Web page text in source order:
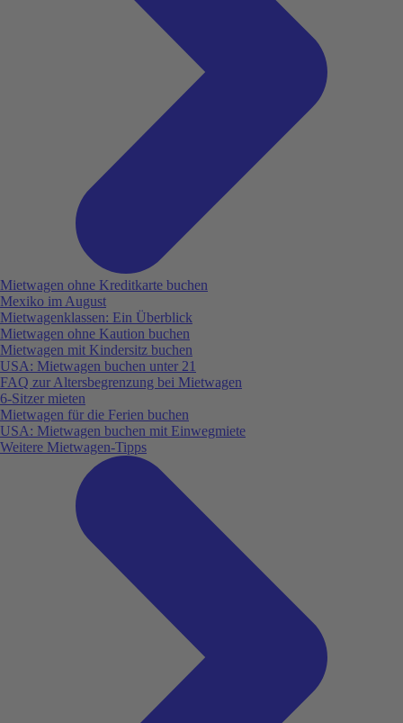
Mietwagen ohne Kreditkarte buchen
Mexiko im August
Mietwagenklassen: Ein Überblick
Mietwagen ohne Kaution buchen
Mietwagen mit Kindersitz buchen
USA: Mietwagen buchen unter 21
FAQ zur Altersbegrenzung bei Mietwagen
6-Sitzer mieten
Mietwagen für die Ferien buchen
USA: Mietwagen buchen mit Einwegmiete
Weitere Mietwagen-Tipps